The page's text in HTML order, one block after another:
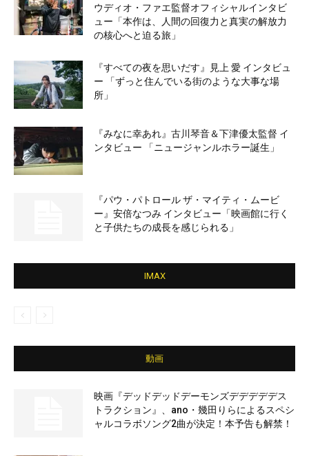
ウディオ・ファエ監督オフィシャルインタビ
ュー「本作は、人間の回復力と真実の解放力
の核心へと迫る旅」
『すべての夜を思いだす』見上 愛 インタビュ
ー 「ずっと住んでいる街のような大事な場
所」
『みなに幸あれ』古川琴音＆下津優太監督 イ
ンタビュー 「ニュージャンルホラー誕生」
『パウ・パトロール ザ・マイティ・ムービ
ー』安倍なつみ インタビュー「映画館に行く
と子供たちの成長を感じられる」
IMAX
動画
映画『デッドデッドデーモンズデデデデデス
トラクション』、ano・幾田りらによるスペシ
ャルコラボソング2曲が決定！本予告も解禁！